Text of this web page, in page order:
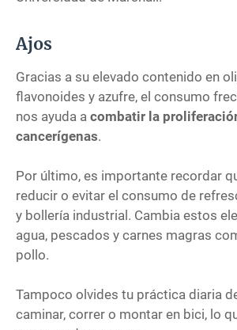
Ajos
Gracias a su elevado contenido en
flavonoides y azufre, el consumo
nos ayuda a combatir la
cancerígenas.
Por último, es importante recordar
reducir o evitar el consumo de
y bollería industrial. Cambia estos
agua, pescados y carnes magras
pollo.
Tampoco olvides tu práctica diaria
caminar, correr o montar en bici, lo